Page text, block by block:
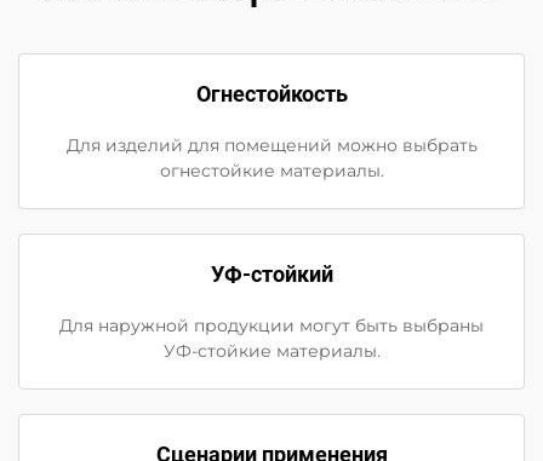
Огнестойкость
Для изделий для помещений можно выбрать
огнестойкие материалы.
УФ-стойкий
Для наружной продукции могут быть выбраны
УФ-стойкие материалы.
Сценарии применения